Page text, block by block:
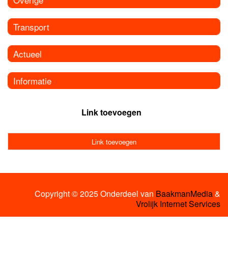
Transport
Actueel
Informatie
Link toevoegen
Link toevoegen
Copyright © 2025 Onderdeel van BaakmanMedia&
Vrolijk Internet Services